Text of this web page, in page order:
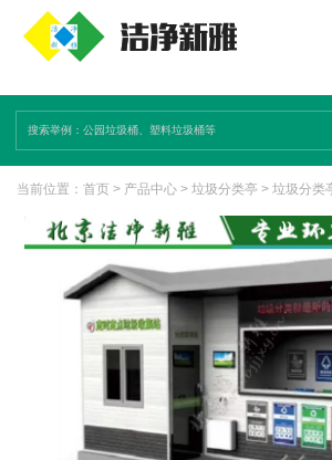
当前位置： 首页> 产品中心> 垃圾分类亭> 垃圾分类